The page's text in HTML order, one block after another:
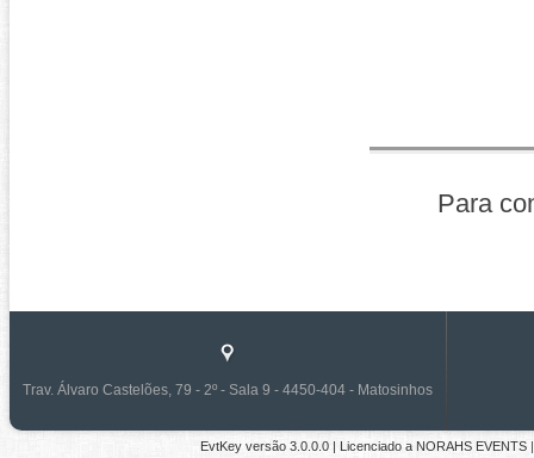
Para
Trav. Álvaro Castelões, 79 - 2º - Sala 9 - 4450-404 - Matosinhos
EvtKey versão 3.0.0.0| Licenciado a NORAHS EVENTS